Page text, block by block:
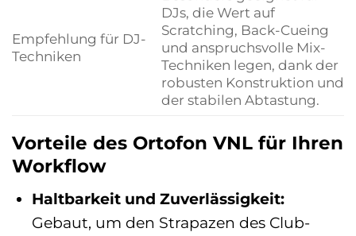
Empfehlung für DJ-
Techniken
DJs, die Wert auf
Scratching, Back-Cueing
und anspruchsvolle Mix-
Techniken legen, dank der
robusten Konstruktion und
der stabilen Abtastung.
Vorteile des Ortofon VNL für Ihren
Workflow
Haltbarkeit und Zuverlässigkeit:
Gebaut, um den Strapazen des Club-